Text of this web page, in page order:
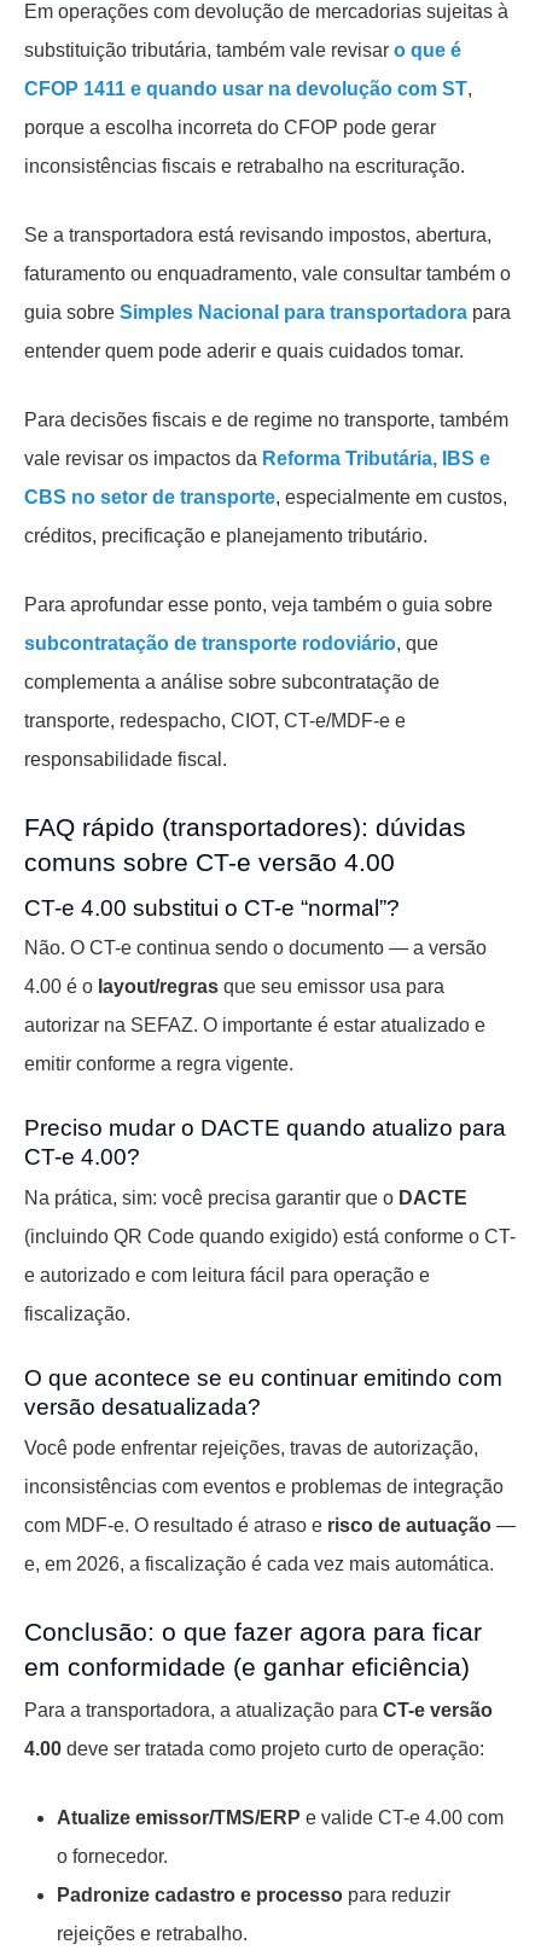
Em operações com devolução de mercadorias sujeitas à
substituição tributária, também vale revisar o que é
CFOP 1411 e quando usar na devolução com ST,
porque a escolha incorreta do CFOP pode gerar
inconsistências fiscais e retrabalho na escrituração.
Se a transportadora está revisando impostos, abertura,
faturamento ou enquadramento, vale consultar também o
guia sobre Simples Nacional para transportadora para
entender quem pode aderir e quais cuidados tomar.
Para decisões fiscais e de regime no transporte, também
vale revisar os impactos da Reforma Tributária, IBS e
CBS no setor de transporte, especialmente em custos,
créditos, precificação e planejamento tributário.
Para aprofundar esse ponto, veja também o guia sobre
subcontratação de transporte rodoviário, que
complementa a análise sobre subcontratação de
transporte, redespacho, CIOT, CT-e/MDF-e e
responsabilidade fiscal.
FAQ rápido (transportadores): dúvidas
comuns sobre CT-e versão 4.00
CT-e 4.00 substitui o CT-e “normal”?
Não. O CT-e continua sendo o documento — a versão
4.00 é o layout/regras que seu emissor usa para
autorizar na SEFAZ. O importante é estar atualizado e
emitir conforme a regra vigente.
Preciso mudar o DACTE quando atualizo para
CT-e 4.00?
Na prática, sim: você precisa garantir que o DACTE
(incluindo QR Code quando exigido) está conforme o CT-
e autorizado e com leitura fácil para operação e
fiscalização.
O que acontece se eu continuar emitindo com
versão desatualizada?
Você pode enfrentar rejeições, travas de autorização,
inconsistências com eventos e problemas de integração
com MDF-e. O resultado é atraso e risco de autuação —
e, em 2026, a fiscalização é cada vez mais automática.
Conclusão: o que fazer agora para ficar
em conformidade (e ganhar eficiência)
Para a transportadora, a atualização para CT-e versão
4.00 deve ser tratada como projeto curto de operação:
Atualize emissor/TMS/ERP e valide CT-e 4.00 com
o fornecedor.
Padronize cadastro e processo para reduzir
rejeições e retrabalho.